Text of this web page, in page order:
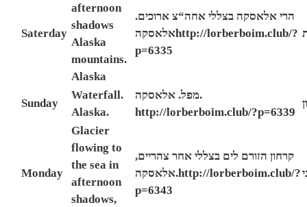
Saterday
afternoon
shadows
Alaska
mountains.
Alaska
הרי אלאסקה בצללי אחה“צ ארוכים.
אלאסקהhttp://lorberboim.club/?
p=6335
Sunday
Waterfall.
Alaska.
מפל. אלאסקה
.
http://lorberboim.club/?p=6339
Monday
Glacier
flowing to
the sea in
afternoon
shadows,
קרחון הזורם לים בצללי אחר צהריים,
אלאסקה.http://lorberboim.club/?
p=6343